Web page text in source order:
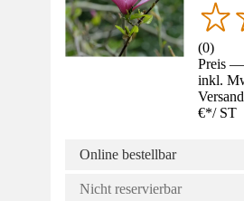
(0)
Preis —
inkl.
€*/ ST
Online bestellbar
Nicht reservierbar